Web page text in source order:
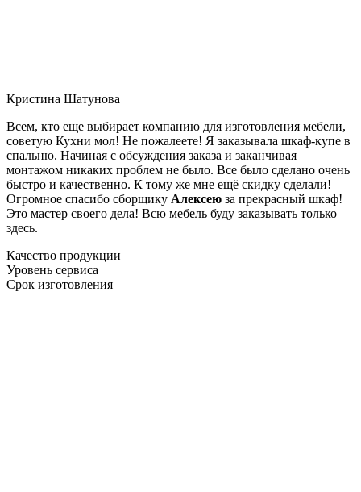
Кристина Шатунова
Всем, кто еще выбирает компанию для изготовления мебели,
советую Кухни мол! Не пожалеете! Я заказывала шкаф-купе в
спальню. Начиная с обсуждения заказа и заканчивая
монтажом никаких проблем не было. Все было сделано очень
быстро и качественно. К тому же мне ещё скидку сделали!
Огромное спасибо сборщику Алексею за прекрасный шкаф!
Это мастер своего дела! Всю мебель буду заказывать только
здесь.
Качество продукции
Уровень сервиса
Срок изготовления